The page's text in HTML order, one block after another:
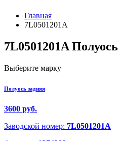
Главная
7L0501201A
7L0501201A
Выберите марку
Полуось задняя
3600 руб.
Заводской номер: 7L0501201A